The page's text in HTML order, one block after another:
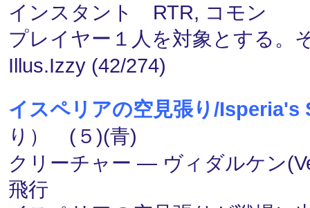
インスタント RTR, コモン
プレイヤー１人を対象とする。
Illus.Izzy (42/274)
イスペリアの空見張り/Isperia's
り） (５)(青)
クリーチャー ― ヴィダルケン
飛行